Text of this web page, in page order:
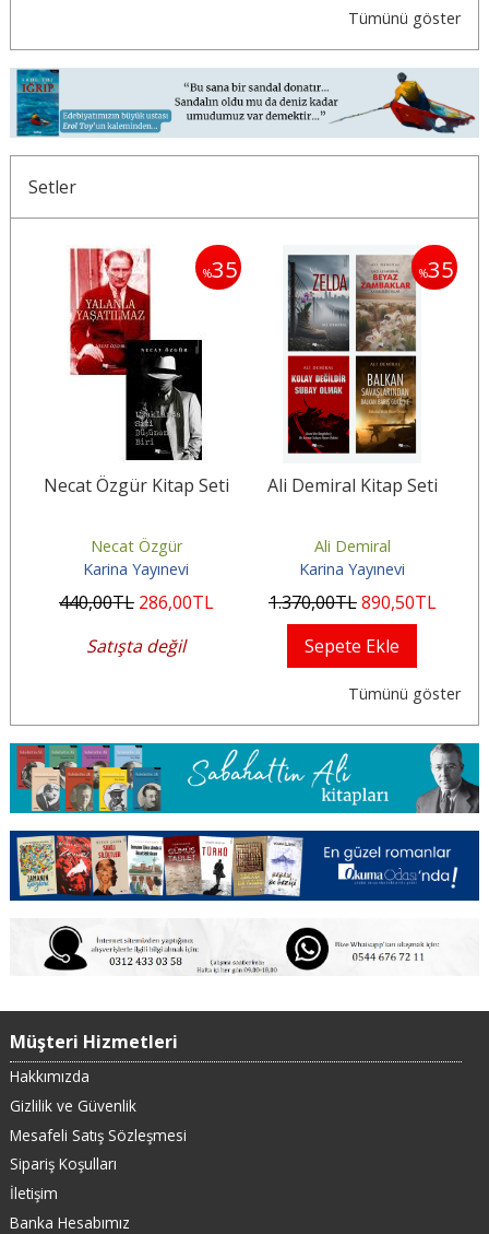
Tümünü göster
Setler
%35
Necat Özgür Kitap Seti
Necat Özgür
Karina Yayınevi
440,00TL 286,00TL
Satışta değil
%35
Ali Demiral Kitap Seti
Ali Demiral
Karina Yayınevi
1.370,00TL890,50TL
Sepete Ekle
Tümünü göster
Müşteri Hizmetleri
Hakkımızda
Gizlilik ve Güvenlik
Mesafeli Satış Sözleşmesi
Sipariş Koşulları
İletişim
Banka Hesabımız